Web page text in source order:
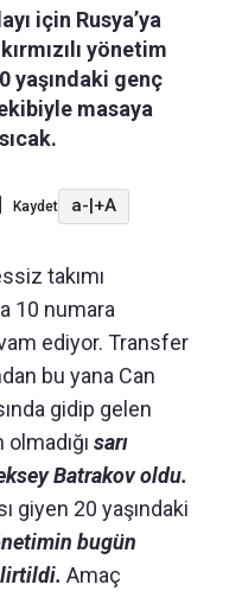
için Rusya’ya
yönetim
yaşındaki genç
masaya
Kaydet a-|+A
takımı
10 numara
ediyor. Transfer
bu yana Can
gidip gelen
sarı
Batrakov oldu.
giyen 20 yaşındaki
bugün
Amaç